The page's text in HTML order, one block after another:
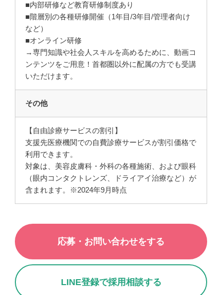
■内部研修など教育研修制度あり
■階層別の各種研修開催（1年目/3年目/管理者向け
など）
■オンライン研修
→専門知識や社会人スキルを高めるために、動画コ
ンテンツをご用意！首都圏以外に配属の方でも受講
いただけます。
その他
【自由診療サービスの割引】
支援先医療機関での自費診療サービスが割引価格で
利用できます。
対象は、美容皮膚科・外科の各種施術、および眼科
（眼内コンタクトレンズ、ドライアイ治療など）が
含まれます。※2024年9月時点
応募・お問い合わせをする
LINE登録で採用相談する